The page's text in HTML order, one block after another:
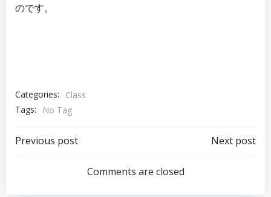
のです。
Categories:
Class
Tags:
No Tag
投
Previous post
ナ
Next post
Comments are closed